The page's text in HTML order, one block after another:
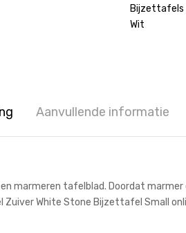
Bijzettafels
Wit
Aanvullende informatie
marmeren tafelblad. Doordat
White Stone Bijzettafel Small